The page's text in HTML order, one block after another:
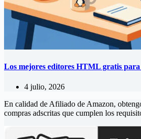
Los mejores editores HTML gratis
4 julio, 2026
En calidad de Afiliado de Amazon,
compras adscritas que cumplen los